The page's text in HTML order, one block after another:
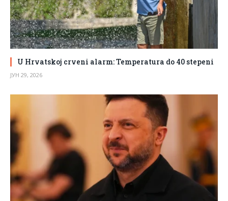
U Hrvatskoj crveni alarm: Temperatura do 40 stepeni
ЈУН 29, 2026